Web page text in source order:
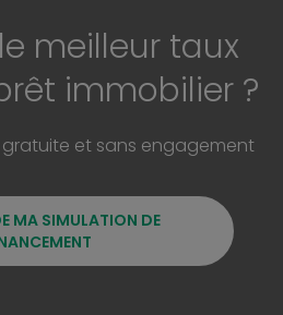
meilleur taux
immobilier ?
gratuite et sans engagement
MA SIMULATION DE